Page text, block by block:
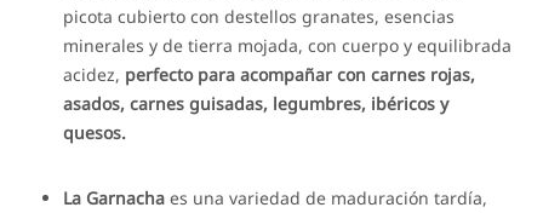
picota cubierto con destellos granates, esencias
minerales y de tierra mojada, con cuerpo y equilibrada
acidez, perfecto para acompañar con carnes rojas,
asados, carnes guisadas, legumbres, ibéricos y
quesos.
La Garnacha es una variedad de maduración tardía,